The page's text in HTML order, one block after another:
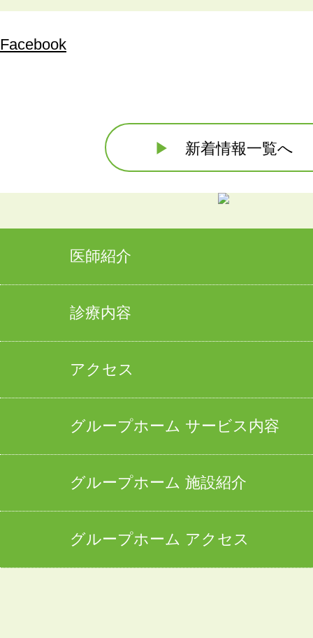
Facebook
▶ 新着情報一覧へ
医師紹介
診療内容
アクセス
グループホーム サービス内容
グループホーム 施設紹介
グループホーム アクセス